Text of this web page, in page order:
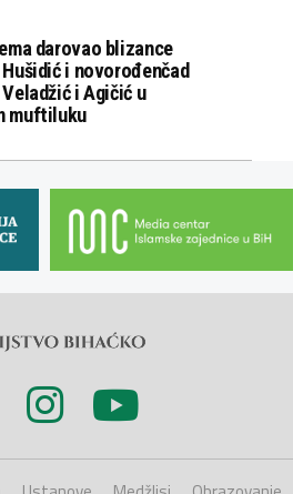
darovao blizance
i novorođenčad
i Agičić u
muftiluku